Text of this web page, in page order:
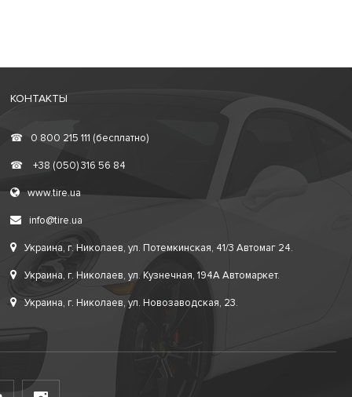
КОНТАКТЫ
☎ 0 800 215 111 (бесплатно)
☎ +38 (050) 316 56 84
www.tire.ua
info@tire.ua
Украина, г. Николаев, ул. Потемкинская, 41/3 Автомаг 24.
Украина, г. Николаев, ул. Кузнечная, 194А Автомаркет.
Украина, г. Николаев, ул. Новозаводская, 23.